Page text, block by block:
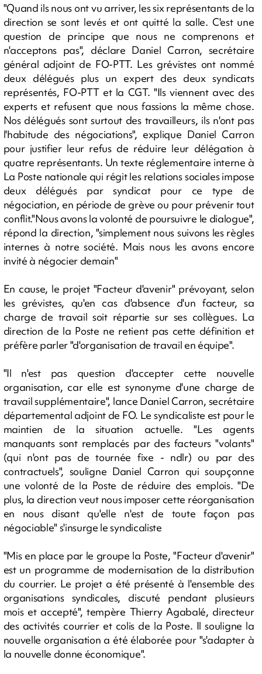
"Quand ils nous ont vu arriver, les six représentants de la
direction se sont levés et ont quitté la salle. C'est une
question de principe que nous ne comprenons et
n'acceptons pas", déclare Daniel Carron, secrétaire
général adjoint de FO-PTT. Les grévistes ont nommé
deux délégués plus un expert des deux syndicats
représentés, FO-PTT et la CGT. "Ils viennent avec des
experts et refusent que nous fassions la même chose.
Nos délégués sont surtout des travailleurs, ils n'ont pas
l'habitude des négociations", explique Daniel Carron
pour justifier leur refus de réduire leur délégation à
quatre représentants. Un texte réglementaire interne à
La Poste nationale qui régit les relations sociales impose
deux délégués par syndicat pour ce type de
négociation, en période de grève ou pour prévenir tout
conflit."Nous avons la volonté de poursuivre le dialogue",
répond la direction, "simplement nous suivons les règles
internes à notre société. Mais nous les avons encore
invité à négocier demain"
En cause, le projet "Facteur d'avenir" prévoyant, selon
les grévistes, qu'en cas d'absence d'un facteur, sa
charge de travail soit répartie sur ses collègues. La
direction de la Poste ne retient pas cette définition et
préfère parler "d'organisation de travail en équipe".
"Il n'est pas question d'accepter cette nouvelle
organisation, car elle est synonyme d'une charge de
travail supplémentaire", lance Daniel Carron, secrétaire
départemental adjoint de FO. Le syndicaliste est pour le
maintien de la situation actuelle. "Les agents
manquants sont remplacés par des facteurs "volants"
(qui n'ont pas de tournée fixe - ndlr) ou par des
contractuels", souligne Daniel Carron qui soupçonne
une volonté de la Poste de réduire des emplois. "De
plus, la direction veut nous imposer cette réorganisation
en nous disant qu'elle n'est de toute façon pas
négociable" s'insurge le syndicaliste
"Mis en place par le groupe la Poste, "Facteur d'avenir"
est un programme de modernisation de la distribution
du courrier. Le projet a été présenté à l'ensemble des
organisations syndicales, discuté pendant plusieurs
mois et accepté", tempère Thierry Agabalé, directeur
des activités courrier et colis de la Poste. Il souligne la
nouvelle organisation a été élaborée pour "s'adapter à
la nouvelle donne économique".